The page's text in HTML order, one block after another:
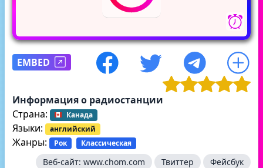
EMBED
Информация о радиостанции
Страна:
Канада
Языки: английский
Жанры: Рок Классическая
Веб-сайт: www.chom.com Твиттер
Фейсбук